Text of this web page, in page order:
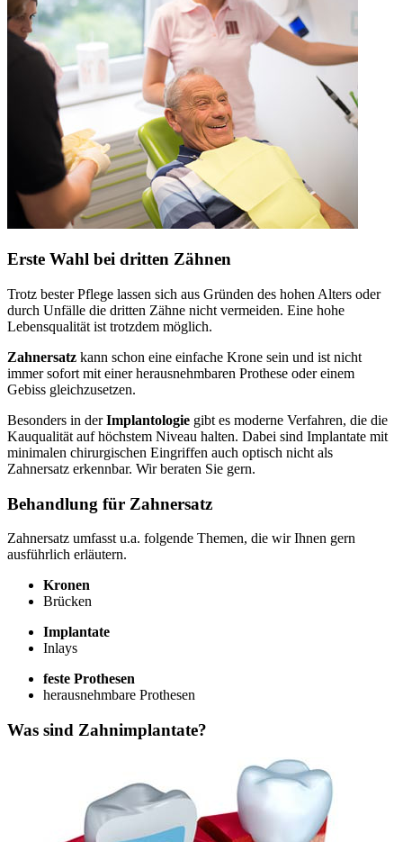
Erste Wahl bei dritten Zähnen
Trotz bester Pflege lassen sich aus Gründen des hohen Alters oder
durch Unfälle die dritten Zähne nicht vermeiden. Eine hohe
Lebensqualität ist trotzdem möglich.
Zahnersatz kann schon eine einfache Krone sein und ist nicht
immer sofort mit einer herausnehmbaren Prothese oder einem
Gebiss gleichzusetzen.
Besonders in derImplantologie gibt es moderne Verfahren, die die
Kauqualität auf höchstem Niveau halten. Dabei sind Implantate mit
minimalen chirurgischen Eingriffen auch optisch nicht als
Zahnersatz erkennbar. Wir beraten Sie gern.
Behandlung für Zahnersatz
Zahnersatz umfasst u.a. folgende Themen, die wir Ihnen gern
ausführlich erläutern.
Kronen
Brücken
Implantate
Inlays
feste Prothesen
herausnehmbare Prothesen
Was sind Zahnimplantate?